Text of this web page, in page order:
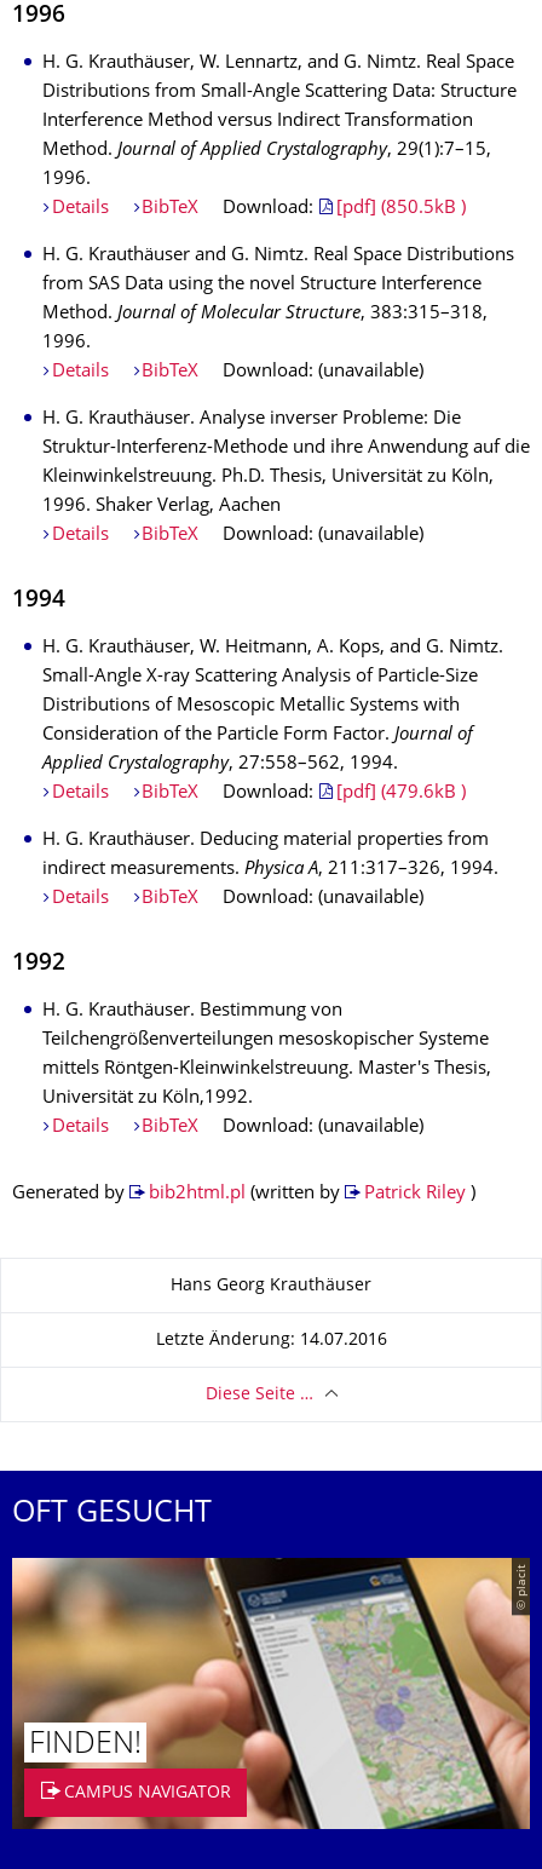
1996
H. G. Krauthäuser, W. Lennartz, and G. Nimtz. Real Space
Distributions from Small-Angle Scattering Data: Structure
Interference Method versus Indirect Transformation
Method. Journal of Applied Crystalography, 29(1):7–15,
1996.
Details
BibTeX Download: [pdf] (850.5kB )
H. G. Krauthäuser and G. Nimtz. Real Space Distributions
from SAS Data using the novel Structure Interference
Method. Journal of Molecular Structure, 383:315–318,
1996.
Details
BibTeX Download: (unavailable)
H. G. Krauthäuser. Analyse inverser Probleme: Die
Struktur-Interferenz-Methode und ihre Anwendung auf die
Kleinwinkelstreuung. Ph.D. Thesis, Universität zu Köln,
1996. Shaker Verlag, Aachen
Details
BibTeX Download: (unavailable)
1994
H. G. Krauthäuser, W. Heitmann, A. Kops, and G. Nimtz.
Small-Angle X-ray Scattering Analysis of Particle-Size
Distributions of Mesoscopic Metallic Systems with
Consideration of the Particle Form Factor. Journal of
Applied Crystalography, 27:558–562, 1994.
Details
BibTeX Download: [pdf] (479.6kB )
H. G. Krauthäuser. Deducing material properties from
indirect measurements. Physica A, 211:317–326, 1994.
Details
BibTeX Download: (unavailable)
1992
H. G. Krauthäuser. Bestimmung von
Teilchengrößenverteilungen mesoskopischer Systeme
mittels Röntgen-Kleinwinkelstreuung. Master's Thesis,
Universität zu Köln,1992.
Details
BibTeX Download: (unavailable)
Generated by bib2html.pl (written by Patrick Riley)
Zu dieser SeiteHans Georg Krauthäuser
Letzte Änderung: 14.07.2016
Diese Seite …
OFT GESUCHT
© placit
FINDEN!
CAMPUS NAVIGATOR